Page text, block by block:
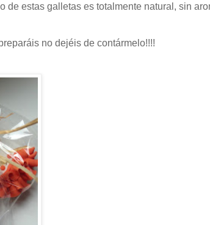
de estas galletas es totalmente natural, sin
no dejéis de contármelo!!!!